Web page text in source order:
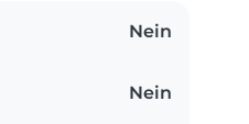
Nein
Nein